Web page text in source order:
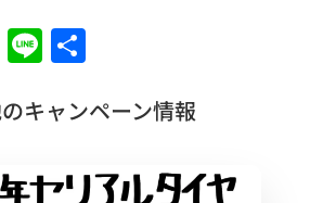
Li
e
共
キャンペーン情報